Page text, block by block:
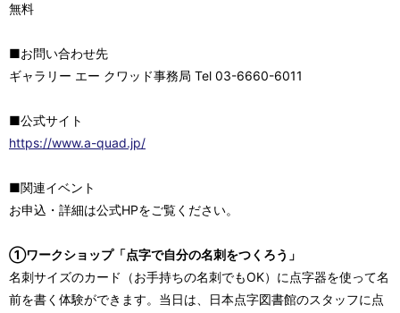
無料
■お問い合わせ先
ギャラリー エー クワッド事務局 Tel 03-6660-6011
■公式サイト
https://www.a-quad.jp/
■関連イベント
お申込・詳細は公式HPをご覧ください。
①ワークショップ「点字で自分の名刺をつくろう」
名刺サイズのカード（お手持ちの名刺でもOK）に点字器を使って名
前を書く体験ができます。当日は、日本点字図書館のスタッフに点